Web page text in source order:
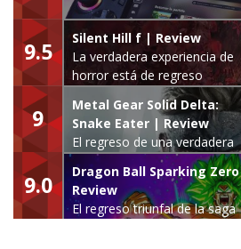
9.5
Silent Hill f | Review
La verdadera experiencia de
horror está de regreso
9
Metal Gear Solid Delta:
Snake Eater | Review
El regreso de una verdadera
leyenda
9.0
Dragon Ball Sparking
Review
El regreso triunfal de la saga